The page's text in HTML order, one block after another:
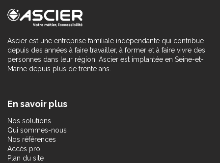
Ascier est une entreprise familiale indépendante qui contribue
depuis des années à faire travailler, à former et à faire vivre des
personnes dans leur région. Ascier est implantée en Seine-et-
Marne depuis plus de trente ans.
En savoir plus
Nos solutions
Qui sommes-nous
Nos références
Accès pro
Plan du site